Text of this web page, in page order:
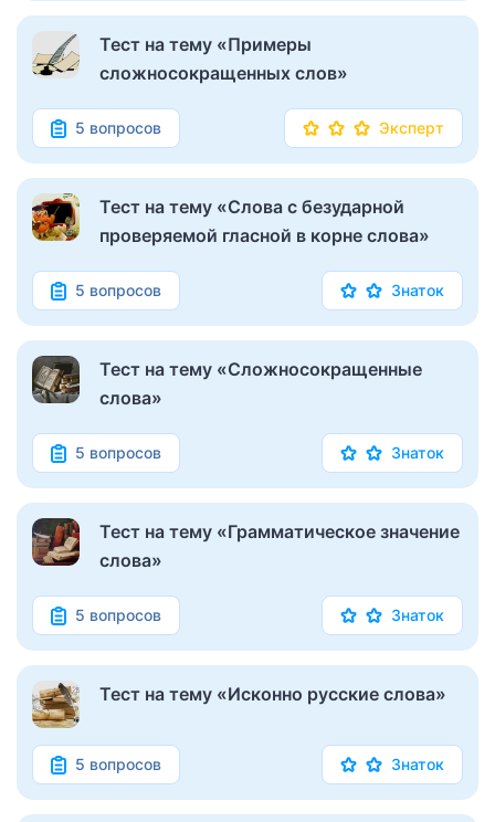
Тест на тему «Примеры
сложносокращенных слов»
5 вопросов Эксперт
Тест на тему «Слова с безударной
проверяемой гласной в корне слова»
5 вопросов Знаток
Тест на тему «Сложносокращенные
слова»
5 вопросов Знаток
Тест на тему «Грамматическое значение
слова»
5 вопросов Знаток
Тест на тему «Исконно русские слова»
5 вопросов Знаток